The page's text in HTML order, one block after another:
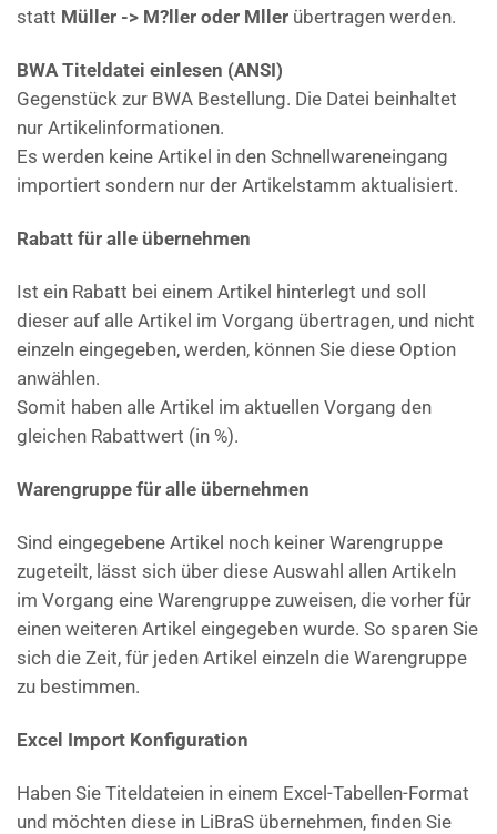
statt Müller -> M?ller oder Mller übertragen werden.
BWA Titeldatei einlesen (ANSI)
Gegenstück zur BWA Bestellung. Die Datei beinhaltet
nur Artikelinformationen.
Es werden keine Artikel in den Schnellwareneingang
importiert sondern nur der Artikelstamm aktualisiert.
Rabatt für alle übernehmen
Ist ein Rabatt bei einem Artikel hinterlegt und soll
dieser auf alle Artikel im Vorgang übertragen, und nicht
einzeln eingegeben, werden, können Sie diese Option
anwählen.
Somit haben alle Artikel im aktuellen Vorgang den
gleichen Rabattwert (in %).
Warengruppe für alle übernehmen
Sind eingegebene Artikel noch keiner Warengruppe
zugeteilt, lässt sich über diese Auswahl allen Artikeln
im Vorgang eine Warengruppe zuweisen, die vorher für
einen weiteren Artikel eingegeben wurde. So sparen Sie
sich die Zeit, für jeden Artikel einzeln die Warengruppe
zu bestimmen.
Excel Import Konfiguration
Haben Sie Titeldateien in einem Excel-Tabellen-Format
und möchten diese in LiBraS übernehmen, finden Sie